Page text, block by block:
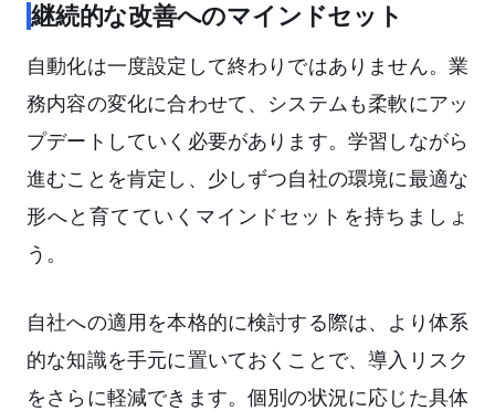
継続的な改善へのマインドセット
自動化は一度設定して終わりではありません。業
務内容の変化に合わせて、システムも柔軟にアッ
プデートしていく必要があります。学習しながら
進むことを肯定し、少しずつ自社の環境に最適な
形へと育てていくマインドセットを持ちましょ
う。
自社への適用を本格的に検討する際は、より体系
的な知識を手元に置いておくことで、導入リスク
をさらに軽減できます。個別の状況に応じた具体